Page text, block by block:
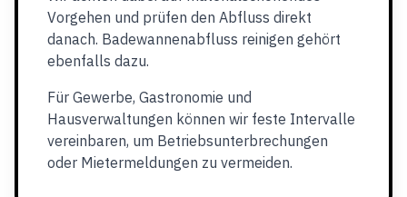
Vorgehen und prüfen den Abfluss direkt
danach. Badewannenabfluss reinigen gehört
ebenfalls dazu.
Für Gewerbe, Gastronomie und
Hausverwaltungen können wir feste Intervalle
vereinbaren, um Betriebsunterbrechungen
oder Mietermeldungen zu vermeiden.